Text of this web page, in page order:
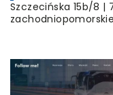
Szczecińska 15b/8 |
zachodniopomorskie